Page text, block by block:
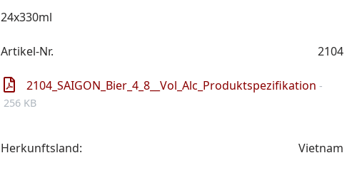
24x330ml
Artikel-Nr. 2104
2104_SAIGON_Bier_4_8__Vol_Alc_Produktspezifikation -
256 KB
Herkunftsland: Vietnam